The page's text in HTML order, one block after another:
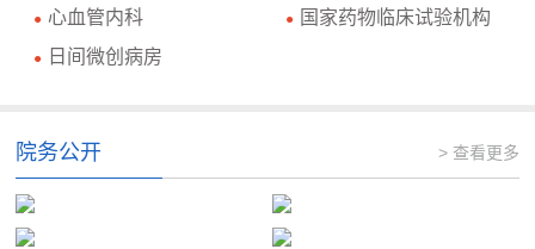
● 心血管内科 ● 国家药物临床试验机构
● 日间微创病房
院务公开 > 查看更多